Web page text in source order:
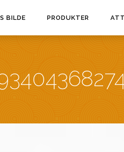
BILDE PRODUKTER